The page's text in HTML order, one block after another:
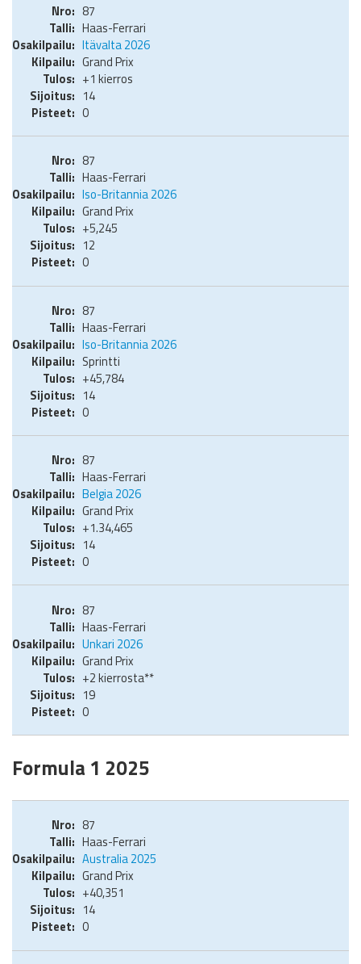
87
Haas-Ferrari
Itävalta 2026
Grand Prix
+1 kierros
14
0
87
Haas-Ferrari
Iso-Britannia 2026
Grand Prix
+5,245
12
0
87
Haas-Ferrari
Iso-Britannia 2026
Sprintti
+45,784
14
0
87
Haas-Ferrari
Belgia 2026
Grand Prix
+1.34,465
14
0
87
Haas-Ferrari
Unkari 2026
Grand Prix
+2 kierrosta**
19
0
Formula 1 2025
87
Haas-Ferrari
Australia 2025
Grand Prix
+40,351
14
0